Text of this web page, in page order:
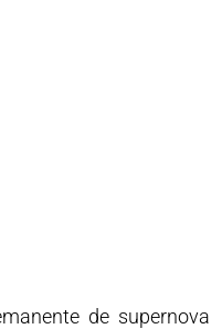
de supernova